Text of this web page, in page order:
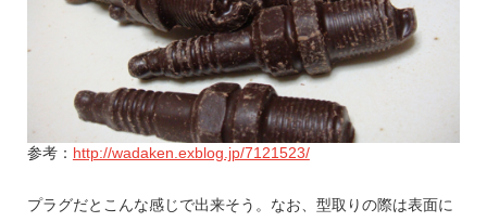
参考： http://wadaken.exblog.jp/7121523/
プラグだとこんな感じで出来そう。なお、型取りの際は表面に